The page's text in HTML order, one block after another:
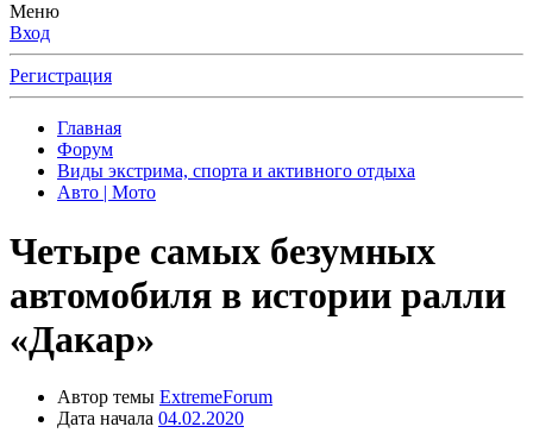
Меню
Вход
Регистрация
Главная
Форум
Виды экстрима, спорта и активного отдыха
Авто | Мото
Четыре самых безумных
автомобиля в истории ралли
«Дакар»
Автор темы ExtremeForum
Дата начала 04.02.2020